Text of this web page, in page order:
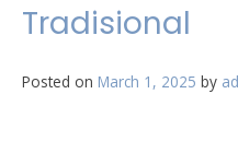
Tradisional
Posted on March 1, 2025 by